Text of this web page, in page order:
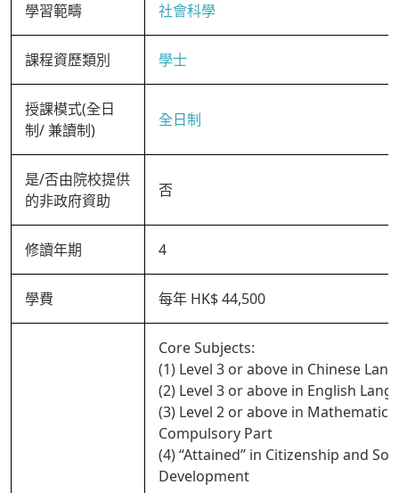
學習範疇 社會科學
課程資歷類別 學士
授課模式(全日
制/ 兼讀制)
全日制
是/否由院校提供
的非政府資助
否
修讀年期 4
學費 每年 HK$ 44,500
Core Subjects:
(1) Level 3 or above in Chinese
(2) Level 3 or above in English
(3) Level 2 or above in Mathematics
Compulsory Part
(4) “Attained” in Citizenship and
Development